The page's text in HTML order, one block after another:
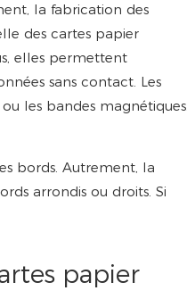
la fabrication des
des cartes papier
elles permettent
sans contact. Les
les bandes magnétiques.
bords. Autrement, la
arrondis ou droits. Si
papier